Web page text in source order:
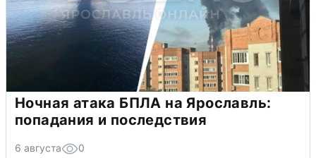
Ночная атака БПЛА на Ярославль:
попадания и последствия
6 августа 0